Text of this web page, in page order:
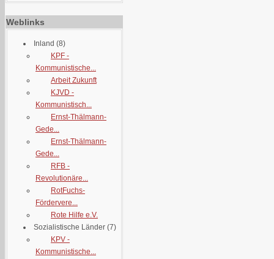
Weblinks
Inland (8)
KPF -
Kommunistische...
Arbeit Zukunft
KJVD -
Kommunistisch...
Ernst-Thälmann-
Gede...
Ernst-Thälmann-
Gede...
RFB -
Revolutionäre...
RotFuchs-
Fördervere...
Rote Hilfe e.V.
Sozialistische Länder (7)
KPV -
Kommunistische...